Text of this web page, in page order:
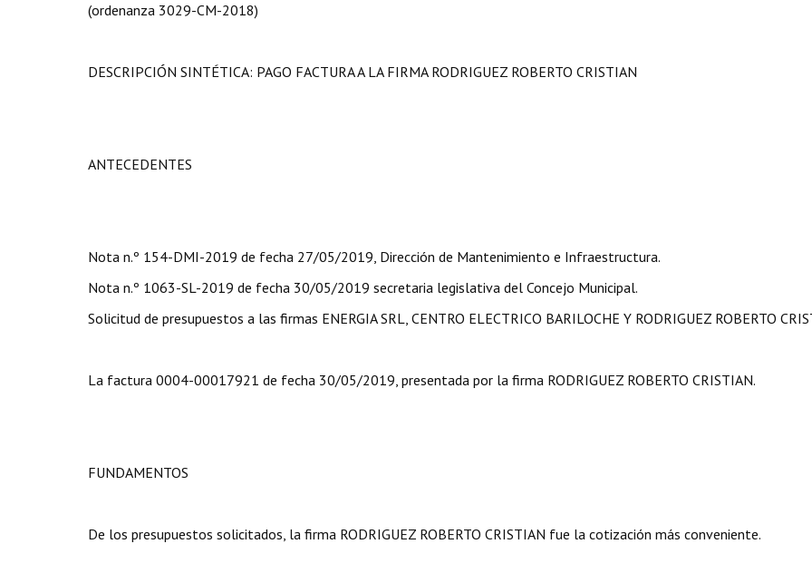
(ordenanza 3029-CM-2018)
DESCRIPCIÓN SINTÉTICA: PAGO FACTURA A LA FIRMA RODRIGUEZ ROBERTO CRISTIAN
ANTECEDENTES
Nota n.º 154-DMI-2019 de fecha 27/05/2019, Dirección de Mantenimiento e Infraestructura.
Nota n.º 1063-SL-2019 de fecha 30/05/2019 secretaria legislativa del Concejo Municipal.
Solicitud de presupuestos a las firmas ENERGIA SRL, CENTRO ELECTRICO BARILOCHE Y RODRIGUEZ ROBERTO
La factura 0004-00017921 de fecha 30/05/2019, presentada por la firma RODRIGUEZ ROBERTO CRISTIAN.
FUNDAMENTOS
De los presupuestos solicitados, la firma RODRIGUEZ ROBERTO CRISTIAN fue la cotización más conveniente.